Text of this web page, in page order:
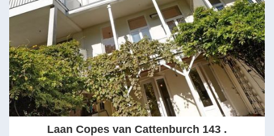
A unique opportunity to live in a spacious and elegant apartment
where authentic grandeur and contemporary comfort come
together perfectly.
Features
- living area approximately 191 m²
- recently completely renovated
- energy label A
- heating and hot water provided by a central heating combi boiler
and hybrid heat pump
Laan Copes van Cattenburch 143 .